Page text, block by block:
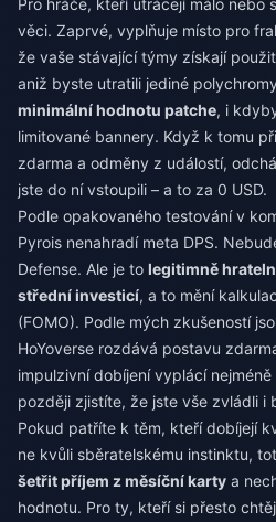
Pro hráče, kteří utrácejí málo nebo
věci. Zaprvé, vyplňuje místo pro
že vaše stávající týmy získají
aniž byste utratili jediné
minimální hodnotu patche, i
limitované bannery. Když k tomu
zdarma a odměny z událostí,
jste do ní vstoupili – a to za 0 USD.
Podle opakovaného testování v
Pyrois nenahradí meta DPS.
Defense. Ale je to legitimně
střední investicí, a to mění
(FOMO). Podle mých zkušeností
HoYoverse rozdává postavu
impulzivní dobíjení vyplácí
později zjistíte, že jste vše zvládli i
Pokud patříte k těm, kteří dobíjejí
ne kvůli sběratelskému instinktu,
šetřit příjem z měsíční karty a
hodnotu. Pro ty, kteří si přesto